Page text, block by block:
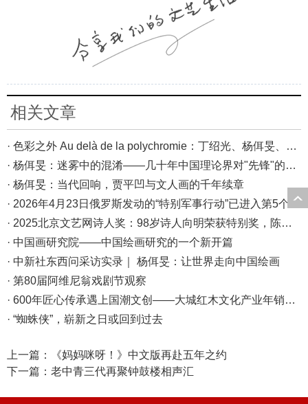
相关文章
· 色彩之外 Au delà de la polychromie：丁绍光、杨佴旻、Alain Cardenas·Castro巴黎展
· 杨佴旻：迷雾中的混淆——几十年中国理论界对"先锋"的误读，对创作的误导
· 杨佴旻：当代回响，贾平凹与文人画的千年续章
· 2026年4月23日俄罗斯发动的“特别军事行动”已进入第5个年头，俄乌局势最新综述
· 2025北京文艺网诗人奖：98岁诗人向明荣获特别奖，陈东东荣获诗人奖，茱萸荣获年度诗人奖！
· 中国画研究院——中国绘画研究的一个新开篇
· 中新社东西问采访实录｜ 杨佴旻：让世界走向中国绘画
· 第80届阿维尼翁戏剧节观察
· 600年匠心传承遇上国潮文创——大城红木文化产业年销80亿的“火”与“活”
· “蜘蛛侠”，崭新之日或回到过去
上一篇：
《妈妈咪呀！》中文版再赴五年之约
下一篇： 老中青三代再聚钟鼓楼相声汇